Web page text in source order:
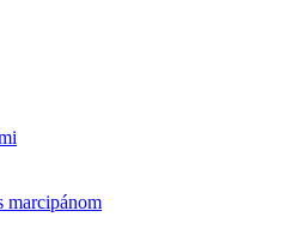
marcipánom